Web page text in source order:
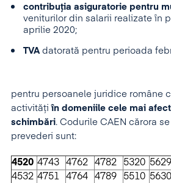
contribuţia asiguratorie pentru
veniturilor din salarii realizate în
aprilie 2020;
TVAdatorată pentru perioada
pentru persoanele juridice române
activităţiîn domeniile cele mai
schimbări. Codurile CAEN cărora
prevederi sunt:
4520 4743 4762 4782 5320 5629
4532 4751 4764 4789 5510 5630